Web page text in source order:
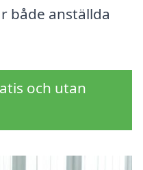
både anställda
och utan